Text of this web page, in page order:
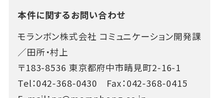
本件に関するお問い合わせ
モランボン株式会社 コミュニケーション開発課
／田所・村上
〒183-8536 東京都府中市晴見町2-16-1
Tel：042-368-0430 Fax：042-368-0415